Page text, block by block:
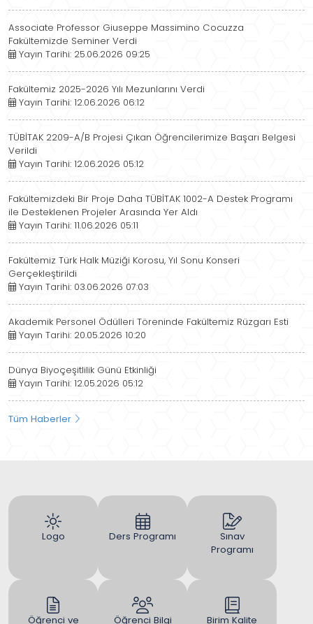
Associate Professor Giuseppe Massimino Cocuzza
Fakültemizde Seminer Verdi
Yayın Tarihi: 25.06.2026 09:25
Fakültemiz 2025-2026 Yılı Mezunlarını Verdi
Yayın Tarihi: 12.06.2026 06:12
TÜBİTAK 2209-A/B Projesi Çıkan Öğrencilerimize Başarı Belgesi
Verildi
Yayın Tarihi: 12.06.2026 05:12
Fakültemizdeki Bir Proje Daha TÜBİTAK 1002-A Destek Programı
ile Desteklenen Projeler Arasında Yer Aldı
Yayın Tarihi: 11.06.2026 05:11
Fakültemiz Türk Halk Müziği Korosu, Yıl Sonu Konseri
Gerçekleştirildi
Yayın Tarihi: 03.06.2026 07:03
Akademik Personel Ödülleri Töreninde Fakültemiz Rüzgarı Esti
Yayın Tarihi: 20.05.2026 10:20
Dünya Biyoçeşitlilik Günü Etkinliği
Yayın Tarihi: 12.05.2026 05:12
Tüm Haberler
Logo Ders Programı
Sınav
Programı
Öğrenci ve Öğrenci Bilgi Birim Kalite